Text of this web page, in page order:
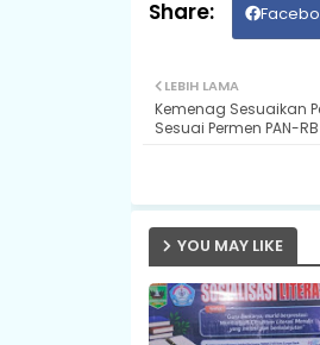
LEBIH LAMA
Kemenag Sesuaikan
Sesuai Permen PAN-
YOU MAY LIKE